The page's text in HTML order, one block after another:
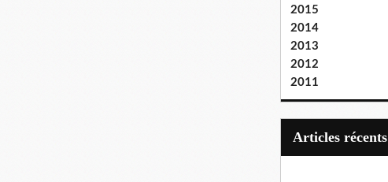
2015
2014
2013
2012
2011
articles récents